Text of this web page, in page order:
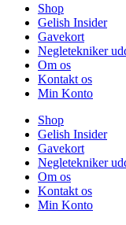
Shop
Gelish Insider
Gavekort
Negletekniker
Om os
Kontakt os
Min Konto
Shop
Gelish Insider
Gavekort
Negletekniker
Om os
Kontakt os
Min Konto